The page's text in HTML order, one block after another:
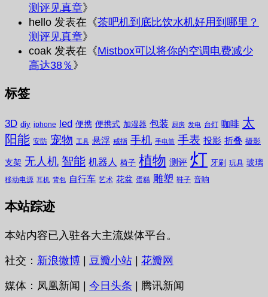
测评见真章》
hello 发表在《茶吧机到底比饮水机好用到哪里？
测评见真章》
coak 发表在《Mistbox可以将你的空调电费减少
高达38％ 》
标签
3D diy iphone led 便携 便携式 加湿器 包装 厨房 发电 台灯 咖啡 太
阳能 安防 宠物 工具 悬浮 戒指 手机 手电筒 手表 投影 折叠 摄影
支架 无人机 智能 机器人 椅子 植物 测评 灯 牙刷 玩具 玻璃
移动电源 耳机 背包 自行车 艺术 花盆 蛋糕 雕塑 鞋子 音响
本站踪迹
本站内容已入驻各大主流媒体平台。
社交： 新浪微博 | 豆瓣小站 | 花瓣网
媒体：凤凰新闻 | 今日头条 | 腾讯新闻